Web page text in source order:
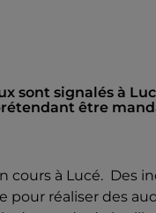
sont signalés à
être
cours à Lucé. Des
réaliser des